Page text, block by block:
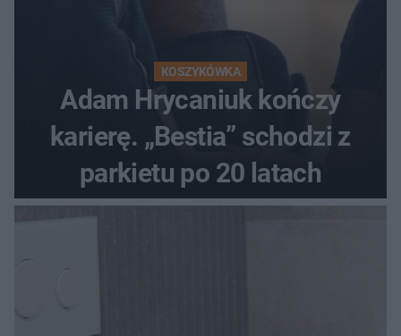
KOSZYKÓWKA
Adam Hrycaniuk kończy
karierę. „Bestia” schodzi z
parkietu po 20 latach